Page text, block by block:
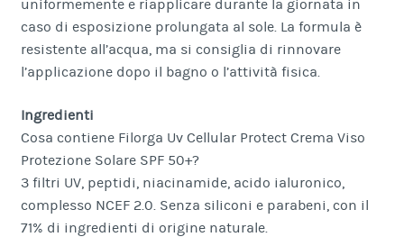
uniformemente e riapplicare durante la giornata in
caso di esposizione prolungata al sole. La formula è
resistente all’acqua, ma si consiglia di rinnovare
l’applicazione dopo il bagno o l’attività fisica.
Ingredienti
Cosa contiene Filorga Uv Cellular Protect Crema Viso
Protezione Solare SPF 50+?
3 filtri UV, peptidi, niacinamide, acido ialuronico,
complesso NCEF 2.0. Senza siliconi e parabeni, con il
71% di ingredienti di origine naturale.